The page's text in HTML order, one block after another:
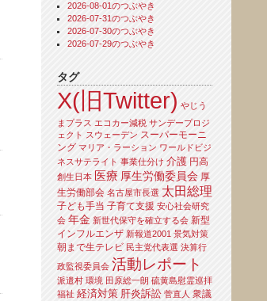
2026-08-01のつぶやき
2026-07-31のつぶやき
2026-07-30のつぶやき
2026-07-29のつぶやき
タグ
X(旧Twitter) やじう
まプラス エコカー減税 サンデープロジ
ェクト スウェーデン スーパーモーニ
ング マリア・ラーション ワールドビジ
ネスサテライト 事業仕分け 介護 円高
創生日本 医療 厚生労働委員会 厚
生労働部会 名古屋市長選 太田総理
子ども手当 子育て支援 安心社会研究
会 年金 新世代保守を確立する会 新型
インフルエンザ 新報道2001 景気対策
朝まで生テレビ 民主党代表選 決算行
政監視委員会 活動レポート
派遣村 環境 田原総一朗 硫黄島慰霊巡拝
福祉 経済対策 肝炎訴訟 菅直人 衆議